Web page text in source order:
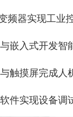
频器实现工业
嵌入式开发智
触摸屏完成人
件实现设备调